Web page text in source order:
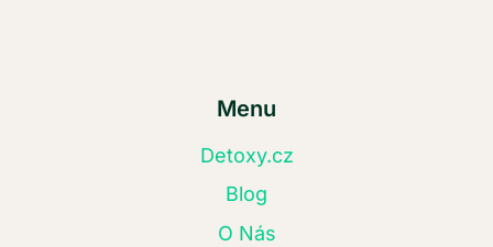
Menu
Detoxy.cz
Blog
O Nás